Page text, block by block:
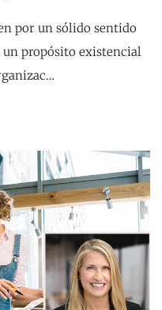
por un sólido sentido
propósito existencial